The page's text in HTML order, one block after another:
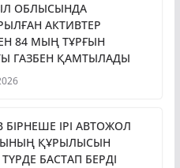
ОБЛЫСЫНДА
АКТИВТЕР
84 МЫҢ ТҰРҒЫН
ГАЗБЕН ҚАМТЫЛАДЫ
БІРНЕШЕ ІРІ АВТОЖОЛ
ҚҰРЫЛЫСЫН
БАСТАП БЕРДІ